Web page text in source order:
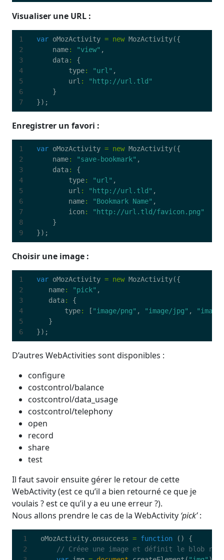
Visualiser une URL :
4
6
7
var oMozActivity = new MozActivity({
name: "view" ,
data:
{
type: "url" ,
url :
"http://url.tld"
}
});
Enregistrer un favori :
4
6
7
8
9
var oMozActivity = new MozActivity({
name: "save-bookmark" ,
data:
{
type: "url" ,
url : "http://url.tld" ,
name: "Bookmark Name" ,
icon:
"http://url.tld/favicon.png"
}
});
Choisir une image :
4
6
var oMozActivity = new MozActivity({
name: "pick" ,
data:
{
type: [ "image/png" , "image/jpg" ,
}
});
D’autres WebActivities sont disponibles :
configure
costcontrol/balance
costcontrol/data_usage
costcontrol/telephony
open
record
share
test
Il faut savoir ensuite gérer le retour de cette
WebActivity (est ce qu’il a bien retourné ce que je
voulais ? est ce qu’il y a eu une erreur ?).
Nous allons prendre le cas de la WebActivity ‘pick’:
oMozActivity. onsuccess = function () {